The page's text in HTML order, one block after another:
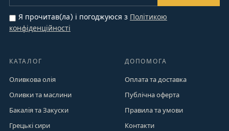
Я прочитав(ла) і погоджуюся з Політикою
конфіденційності
КАТАЛОГ
Оливкова олія
Оливки та маслини
Бакалія та Закуски
Грецькі сири
ДОПОМОГА
Оплата та доставка
Публічна оферта
Правила та умови
Контакти